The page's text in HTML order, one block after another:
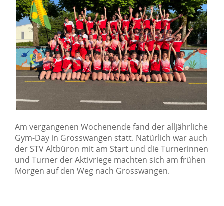
Am vergangenen Wochenende fand der alljährliche
Gym-Day in Grosswangen statt. Natürlich war auch
der STV Altbüron mit am Start und die Turnerinnen
und Turner der Aktivriege machten sich am frühen
Morgen auf den Weg nach Grosswangen.